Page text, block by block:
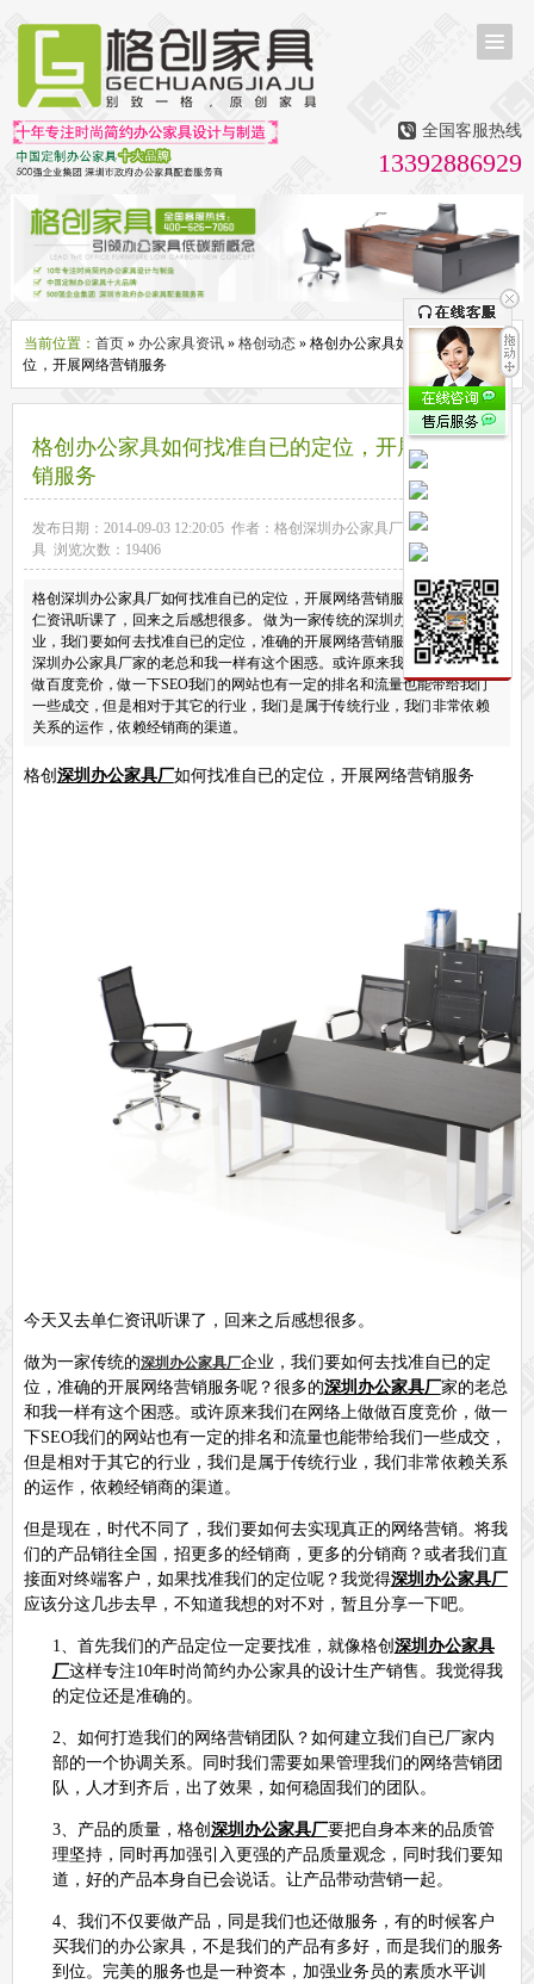
首页
茶台茶桌
多媒体会议室家具
办公屏风隔断系列
办公屏风卡位
高隔断墙 折叠屏风
组合职员台
办公桌系列
经理办公桌
会议桌
办公椅系列
休闲椅
老板大班椅 职员办公椅 会议椅
人体工学椅
办公沙发|茶几系列
办公沙发
贵宾沙发
文件柜系列
地柜
装饰柜 副柜 间隔柜 矮柜 实木文件柜 板式文件柜
钢制文件柜
保密文件柜
前台接待系列
前台
接待家具
培训家具系列
培训桌
培训椅
公共区域家具系列
他们正在使用格创家具
在线留言
全国客服热线
13392886929
当前位置： 首页» 办公家具资讯» 格创动态» 格创办公家具如何找准自已的定
位，开展网络营销服务
格创办公家具如何找准自已的定位，开展网络营
销服务
发布日期：2014-09-03 12:20:05 作者：格创深圳办公家具厂 来源：格创家
具 浏览次数：19406
格创深圳办公家具厂如何找准自已的定位，开展网络营销服务 今天又去单
仁资讯听课了，回来之后感想很多。 做为一家传统的深圳办公家具厂企
业，我们要如何去找准自已的定位，准确的开展网络营销服务呢？很多的
深圳办公家具厂家的老总和我一样有这个困惑。或许原来我们在网络上做
做百度竞价，做一下SEO我们的网站也有一定的排名和流量也能带给我们
一些成交，但是相对于其它的行业，我们是属于传统行业，我们非常依赖
关系的运作，依赖经销商的渠道。
格创 深圳办公家具厂如何找准自已的定位，开展网络营销服务
今天又去单仁资讯听课了，回来之后感想很多。
做为一家传统的深圳办公家具厂企业，我们要如何去找准自已的定
位，准确的开展网络营销服务呢？很多的深圳办公家具厂家的老总
和我一样有这个困惑。或许原来我们在网络上做做百度竞价，做一
下SEO我们的网站也有一定的排名和流量也能带给我们一些成交，
但是相对于其它的行业，我们是属于传统行业，我们非常依赖关系
的运作，依赖经销商的渠道。
但是现在，时代不同了，我们要如何去实现真正的网络营销。将我
们的产品销往全国，招更多的经销商，更多的分销商？或者我们直
接面对终端客户，如果找准我们的定位呢？我觉得深圳办公家具厂
应该分这几步去早，不知道我想的对不对，暂且分享一下吧。
1、 首先我们的产品定位一定要找准，就像格创 深圳办公家具
厂这样专注10年时尚简约办公家具的设计生产销售。我觉得我
的定位还是准确的。
2、 如何打造我们的网络营销团队？如何建立我们自已厂家内
部的一个协调关系。同时我们需要如果管理我们的网络营销团
队，人才到齐后，出了效果，如何稳固我们的团队。
3、 产品的质量，格创 深圳办公家具厂要把自身本来的品质管
理坚持，同时再加强引入更强的产品质量观念，同时我们要知
道，好的产品本身自已会说话。让产品带动营销一起。
4、 我们不仅要做产品，同是我们也还做服务，有的时候客户
买我们的办公家具，不是我们的产品有多好，而是我们的服务
到位。完美的服务也是一种资本，加强业务员的素质水平训